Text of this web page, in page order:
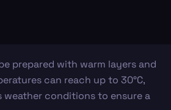
prepared with warm layers and
can reach up to 30°C,
conditions to ensure a